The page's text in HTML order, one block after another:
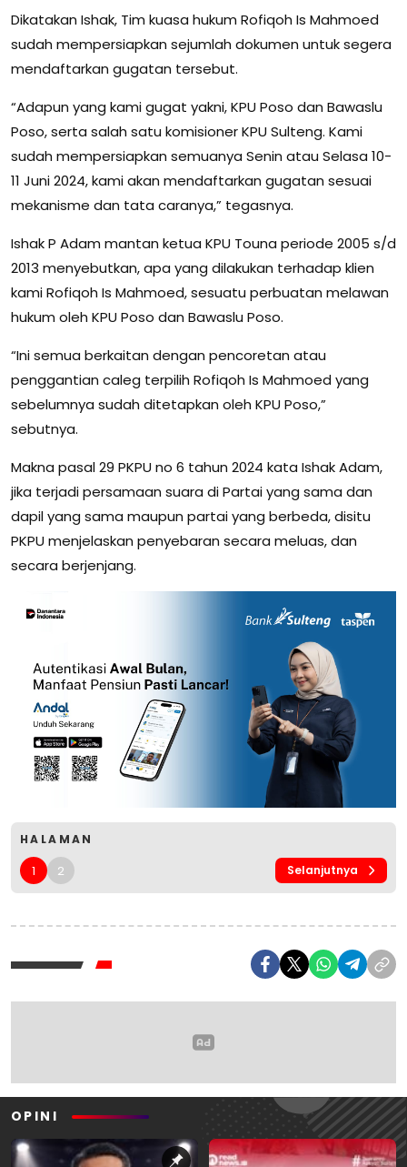
Dikatakan Ishak, Tim kuasa hukum Rofiqoh Is Mahmoed
sudah mempersiapkan sejumlah dokumen untuk segera
mendaftarkan gugatan tersebut.
“Adapun yang kami gugat yakni, KPU Poso dan Bawaslu
Poso, serta salah satu komisioner KPU Sulteng. Kami
sudah mempersiapkan semuanya Senin atau Selasa 10-
11 Juni 2024, kami akan mendaftarkan gugatan sesuai
mekanisme dan tata caranya,” tegasnya.
Ishak P Adam mantan ketua KPU Touna periode 2005 s/d
2013 menyebutkan, apa yang dilakukan terhadap klien
kami Rofiqoh Is Mahmoed, sesuatu perbuatan melawan
hukum oleh KPU Poso dan Bawaslu Poso.
“Ini semua berkaitan dengan pencoretan atau
penggantian caleg terpilih Rofiqoh Is Mahmoed yang
sebelumnya sudah ditetapkan oleh KPU Poso,”
sebutnya.
Makna pasal 29 PKPU no 6 tahun 2024 kata Ishak Adam,
jika terjadi persamaan suara di Partai yang sama dan
dapil yang sama maupun partai yang berbeda, disitu
PKPU menjelaskan penyebaran secara meluas, dan
secara berjenjang.
HALAMAN
1 2 Selanjutnya
OPINI